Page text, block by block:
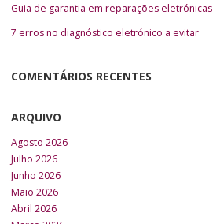
Guia de garantia em reparações eletrónicas
7 erros no diagnóstico eletrónico a evitar
COMENTÁRIOS RECENTES
ARQUIVO
Agosto 2026
Julho 2026
Junho 2026
Maio 2026
Abril 2026